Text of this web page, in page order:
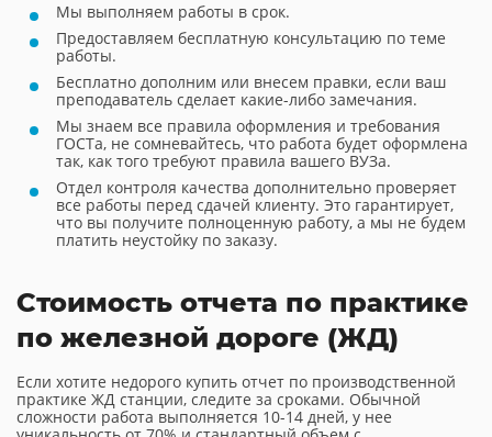
Мы выполняем работы в срок.
Предоставляем бесплатную консультацию по теме
работы.
Бесплатно дополним или внесем правки, если ваш
преподаватель сделает какие-либо замечания.
Мы знаем все правила оформления и требования
ГОСТа, не сомневайтесь, что работа будет оформлена
так, как того требуют правила вашего ВУЗа.
Отдел контроля качества дополнительно проверяет
все работы перед сдачей клиенту. Это гарантирует,
что вы получите полноценную работу, а мы не будем
платить неустойку по заказу.
Стоимость отчета по практике
по железной дороге (ЖД)
Если хотите недорого купить отчет по производственной
практике ЖД станции, следите за сроками. Обычной
сложности работа выполняется 10-14 дней, у нее